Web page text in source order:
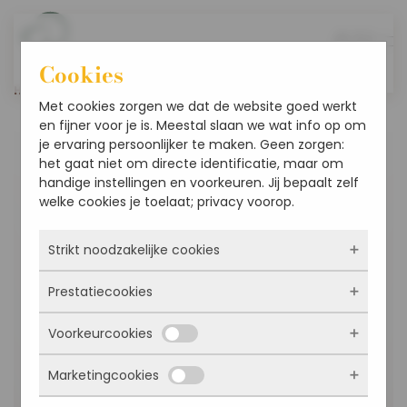
HomeCookies
Met cookies zorgen we dat de website goed werkt
en fijner voor je is. Meestal slaan we wat info op om
je ervaring persoonlijker te maken. Geen zorgen:
het gaat niet om directe identificatie, maar om
handige instellingen en voorkeuren. Jij bepaalt zelf
welke cookies je toelaat; privacy voorop.
Strikt noodzakelijke cookies
Deze cookies zorgen ervoor dat de website
überhaupt werkt. Ze zijn dus altijd actief en
kunnen niet worden uitgezet. Meestal worden
ze alleen geplaatst als jij iets doet, zoals
inloggen, een formulier invullen of je
privacyvoorkeuren opslaan. Je kunt je browser
Prestatiecookies
Met deze cookies zien we hoe vaak onze site
bezocht wordt, waar bezoekers vandaan
komen en welke pagina’s populair zijn. Zo
kunnen we de website blijven verbeteren.
Voorkeurcookies
Deze cookies onthouden jouw voorkeuren.
Bijvoorbeeld taalkeuze of ingevulde gegevens.
Marketingcookies